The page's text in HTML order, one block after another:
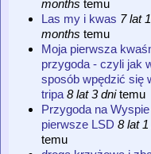
months temu
Las my i kwas 7 lat
months temu
Moja pierwsza
przygoda - czyli jak
sposób wpędzić się
tripa 8 lat 3 dnitemu
Przygoda na
pierwsze LSD 8 lat
temu